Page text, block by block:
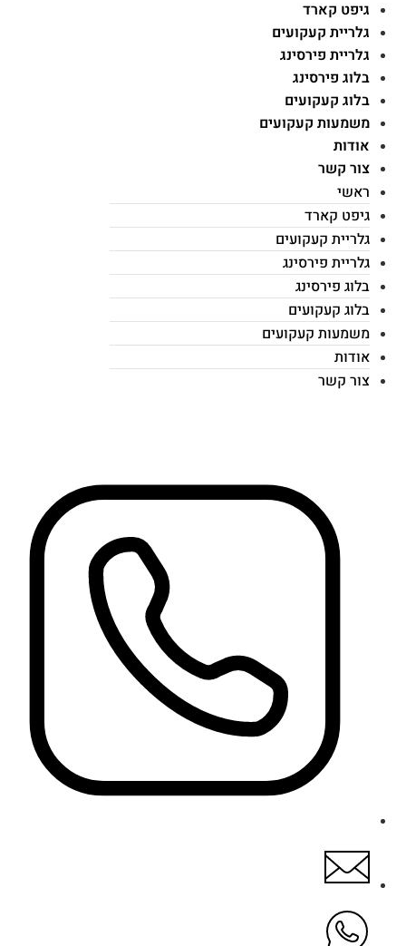
גיפט קארד
גלריית קעקועים
גלריית פירסינג
בלוג פירסינג
בלוג קעקועים
משמעות קעקועים
אודות
צור קשר
ראשי
גיפט קארד
גלריית קעקועים
גלריית פירסינג
בלוג פירסינג
בלוג קעקועים
משמעות קעקועים
אודות
צור קשר